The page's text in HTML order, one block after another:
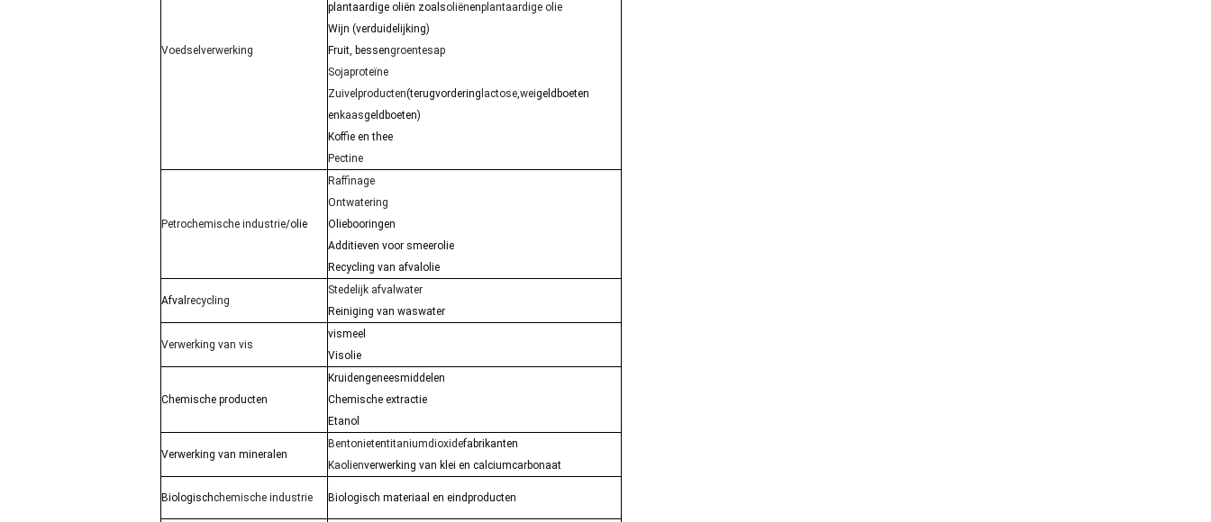
Voedselverwerking
plantaardige oliën zoalsoliënenplantaardige olie
Wijn (verduidelijking)
Fruit, bessengroentesap
Sojaproteïne
Zuivelproducten(terugvordering lactose,weigeldboeten
en kaasgeldboeten)
Koffie en thee
Pectine
Petrochemische industrie/olie
Raffinage
Ontwatering
Oliebooringen
Additieven voor smeerolie
Recycling van afvalolie
Afvalrecycling
Stedelijk afvalwater
Reiniging van waswater
Verwerking van vis
vismeel
Visolie
Chemische producten
Kruidengeneesmiddelen
Chemische extractie
Etanol
Verwerking van mineralen
Bentonietentitaniumdioxidefabrikanten
Kaolienverwerking van klei en calciumcarbonaat
Biologischchemische industrie Biologisch materiaal en eindproducten